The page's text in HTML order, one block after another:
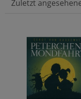
Zuletzt